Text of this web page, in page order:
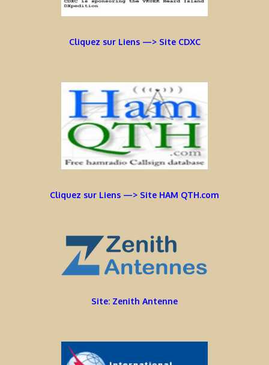
Cliquez sur Liens —> Site CDXC
Cliquez sur Liens —> Site HAM QTH.com
Site: Zenith Antenne